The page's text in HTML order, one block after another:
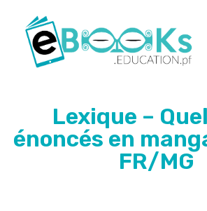
Lexique –
énoncés en
FR/MG